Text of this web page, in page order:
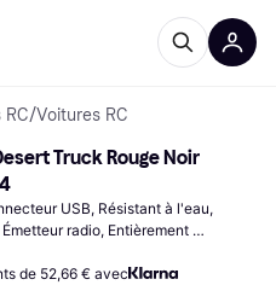
/Voitures RC
Truck Rouge Noir
USB, Résistant à l'eau,
radio, Entièrement
motrices (4WD)
de 52,66 € avec